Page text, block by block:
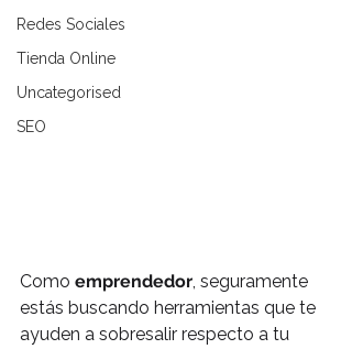
Redes Sociales
Tienda Online
Uncategorised
SEO
Como emprendedor, seguramente
estás buscando herramientas que te
ayuden a sobresalir respecto a tu